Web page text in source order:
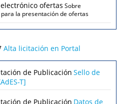
ofertas Sobre
la presentación de ofertas
Alta licitación en Portal
de Publicación Sello de
T]
de Publicación Datos de